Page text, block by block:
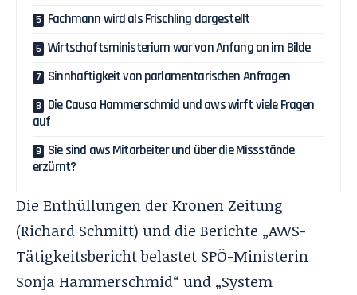
Fachmann wird als Frischling dargestellt
Wirtschaftsministerium war von Anfang an im Bilde
Sinnhaftigkeit von parlamentarischen Anfragen
Die Causa Hammerschmid und aws wirft viele Fragen
auf
Sie sind aws Mitarbeiter und über die Missstände
erzürnt?
Die Enthüllungen derKronen Zeitung
(Richard Schmitt) und die Berichte „AWS-
Tätigkeitsbericht belastet SPÖ-Ministerin
Sonja Hammerschmid“ und „System